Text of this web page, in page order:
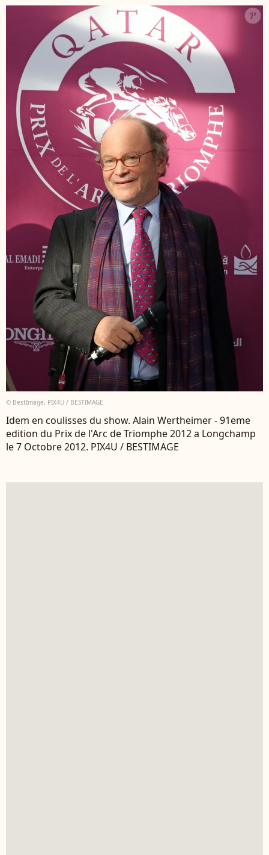
© BestImage, PIX4U / BESTIMAGE
Idem en coulisses du show. Alain Wertheimer - 91eme
edition du Prix de l'Arc de Triomphe 2012 a Longchamp
le 7 Octobre 2012. PIX4U / BESTIMAGE